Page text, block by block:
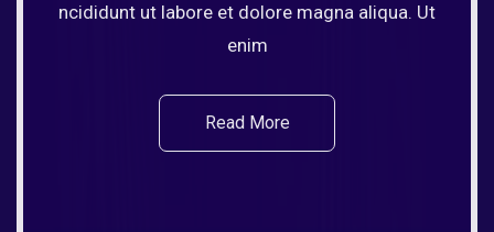
ncididunt ut labore et dolore magna aliqua. Ut
enim
Read More